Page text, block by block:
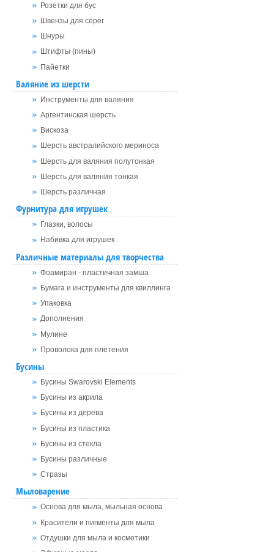
Розетки для бус
Швензы для серёг
Шнуры
Штифты (пины)
Пайетки
Валяние из шерсти
Инструменты для валяния
Аргентинская шерсть
Вискоза
Шерсть австралийского мериноса
Шерсть для валяния полутонкая
Шерсть для валяния тонкая
Шерсть различная
Фурнитура для игрушек
Глазки, волосы
Набивка для игрушек
Различные материалы для творчества
Фоамиран - пластичная замша
Бумага и инструменты для квиллинга
Упаковка
Дополнения
Мулине
Проволока для плетения
Бусины
Бусины Swarovski Elements
Бусины из акрила
Бусины из дерева
Бусины из пластика
Бусины из стекла
Бусины различные
Стразы
Мыловарение
Основа для мыла, мыльная основа
Красители и пигменты для мыла
Отдушки для мыла и косметики